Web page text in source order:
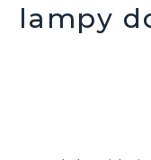
lampy